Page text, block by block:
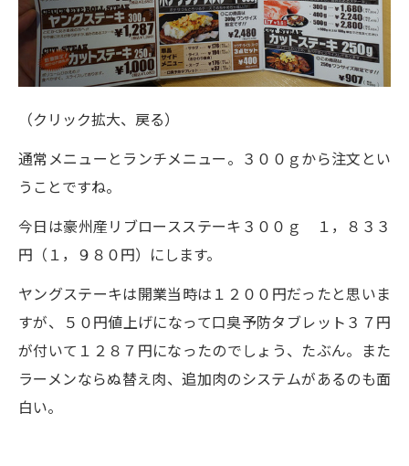
（クリック拡大、戻る）
通常メニューとランチメニュー。３００ｇから注文とい
うことですね。
今日は豪州産リブロースステーキ３００ｇ １，８３３
円（１，９８０円）にします。
ヤングステーキは開業当時は１２００円だったと思いま
すが、５０円値上げになって口臭予防タブレット３７円
が付いて１２８７円になったのでしょう、たぶん。また
ラーメンならぬ替え肉、追加肉のシステムがあるのも面
白い。